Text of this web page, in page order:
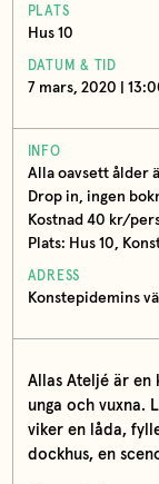
PLATS
Hus 10
DATUM & TID
7 mars, 2020 |
INFO
Alla oavsett ålder
Drop in, ingen
Kostnad 40 kr/
Plats: Hus 10,
ADRESS
Konstepidemins
Allas Ateljé är en
unga och vuxna.
viker en låda,
dockhus, en